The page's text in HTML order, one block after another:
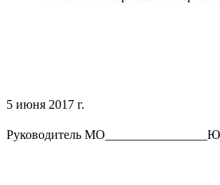
5 июня 2017 г.
Руководитель